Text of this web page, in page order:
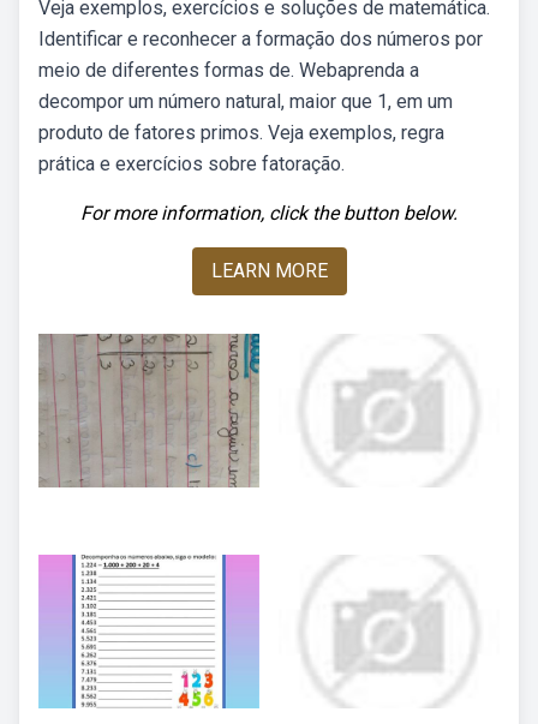
Veja exemplos, exercícios e soluções de matemática.
Identificar e reconhecer a formação dos números por
meio de diferentes formas de. Webaprenda a
decompor um número natural, maior que 1, em um
produto de fatores primos. Veja exemplos, regra
prática e exercícios sobre fatoração.
For more information, click the button below.
LEARN MORE